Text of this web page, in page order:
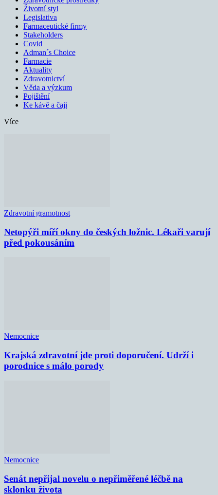
Životní styl
Legislativa
Farmaceutické firmy
Stakeholders
Covid
Adman´s Choice
Farmacie
Aktuality
Zdravotnictví
Věda a výzkum
Pojištění
Ke kávě a čaji
Více
Zdravotní gramotnost
Netopýři míří okny do českých ložnic. Lékaři varují
před pokousáním
Nemocnice
Krajská zdravotní jde proti doporučení. Udrží i
porodnice s málo porody
Nemocnice
Senát nepřijal novelu o nepřiměřené léčbě na
sklonku života